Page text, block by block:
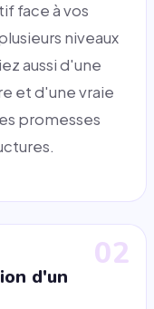
face à vos
niveaux
aussi d'une
et d'une vraie
promesses
02
d'un